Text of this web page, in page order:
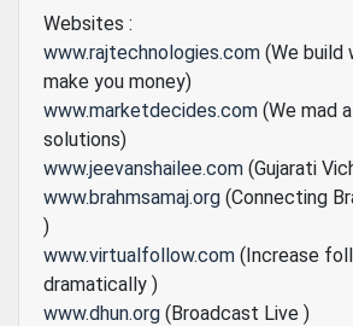
Websites :
www.rajtechnologies.com (We build
make you money)
www.marketdecides.com (We mad
solutions)
www.jeevanshailee.com (Gujarati
www.brahmsamaj.org (Connecting
)
www.virtualfollow.com (Increase
dramatically )
www.dhun.org (Broadcast Live )